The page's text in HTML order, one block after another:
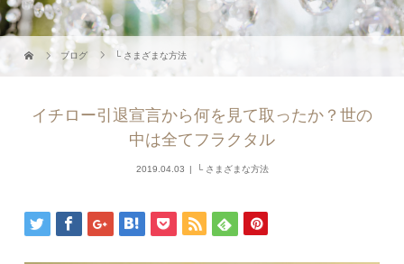
ブログ └ さまざまな方法
イチロー引退宣言から何を見て取ったか？世の
中は全てフラクタル
2019.04.03 └ さまざまな方法